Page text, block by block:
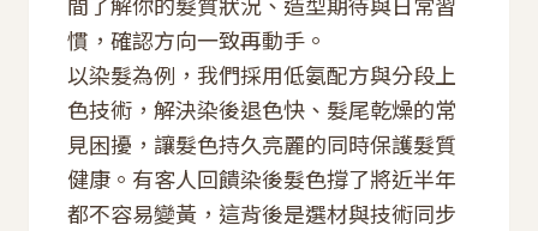
慣，確認方向一致再動手。
以染髮為例，我們採用低氨配方與分段上
色技術，解決染後退色快、髮尾乾燥的常
見困擾，讓髮色持久亮麗的同時保護髮質
健康。有客人回饋染後髮色撐了將近半年
都不容易變黃，這背後是選材與技術同步